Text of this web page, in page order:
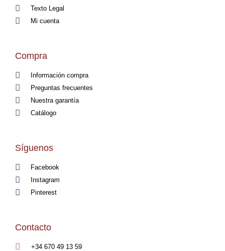
Texto Legal
Mi cuenta
Compra
Información compra
Preguntas frecuentes
Nuestra garantía
Catálogo
Síguenos
Facebook
Instagram
Pinterest
Contacto
+34 670 49 13 59